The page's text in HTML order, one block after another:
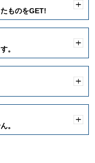
ものをGET!
く
。
く
く
。
く